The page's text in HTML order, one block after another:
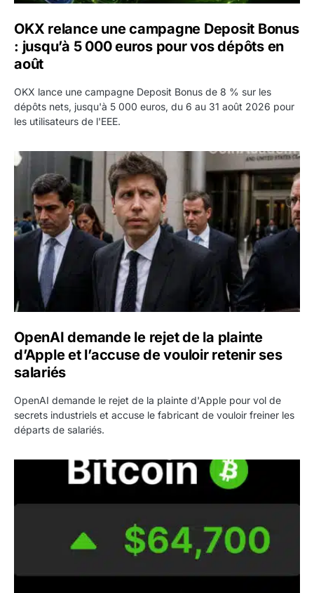
OKX relance une campagne Deposit Bonus
: jusqu’à 5 000 euros pour vos dépôts en
août
OKX lance une campagne Deposit Bonus de 8 % sur les
dépôts nets, jusqu'à 5 000 euros, du 6 au 31 août 2026 pour
les utilisateurs de l'EEE.
OpenAI demande le rejet de la plainte d’Apple et
OpenAI demande le rejet de la plainte
d’Apple et l’accuse de vouloir retenir ses
salariés
OpenAI demande le rejet de la plainte d'Apple pour vol de
secrets industriels et accuse le fabricant de vouloir freiner les
départs de salariés.
Bitcoin grimpe au-dessus de 64 000 dollars avant